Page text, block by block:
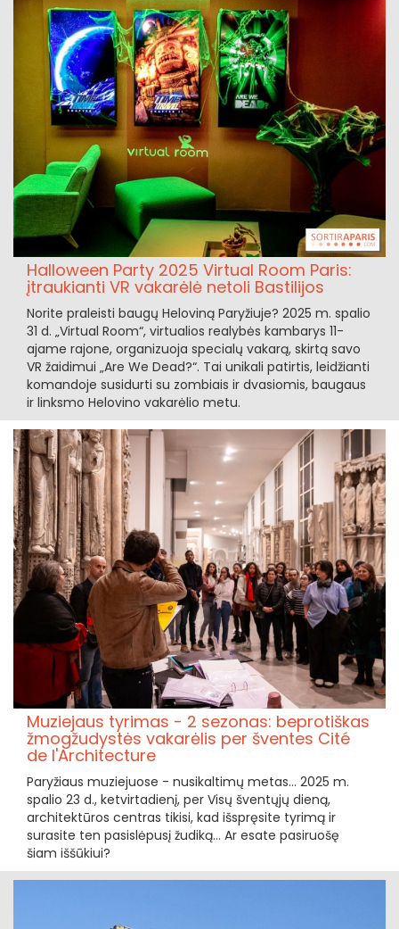
Halloween Party 2025 Virtual Room Paris:
įtraukianti VR vakarėlė netoli Bastilijos
Norite praleisti baugų Heloviną Paryžiuje? 2025 m. spalio
31 d. „Virtual Room“, virtualios realybės kambarys 11-
ajame rajone, organizuoja specialų vakarą, skirtą savo
VR žaidimui „Are We Dead?“. Tai unikali patirtis, leidžianti
komandoje susidurti su zombiais ir dvasiomis, baugaus
ir linksmo Helovino vakarėlio metu.
Muziejaus tyrimas - 2 sezonas: beprotiškas
žmogžudystės vakarėlis per šventes Cité
de l'Architecture
Paryžiaus muziejuose - nusikaltimų metas... 2025 m.
spalio 23 d., ketvirtadienį, per Visų šventųjų dieną,
architektūros centras tikisi, kad išspręsite tyrimą ir
surasite ten pasislėpusį žudiką... Ar esate pasiruošę
šiam iššūkiui?